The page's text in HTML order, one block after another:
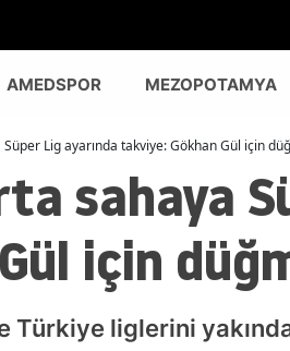
AMEDSPOR MEZOPOTAMYA
Lig ayarında takviye: Gökhan Gül için
sahaya
için
Türkiye liglerini